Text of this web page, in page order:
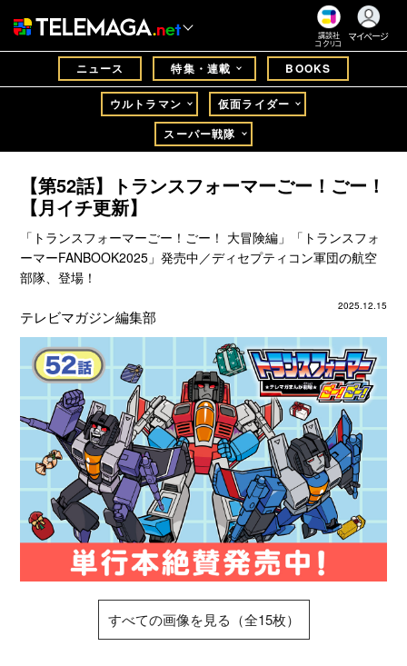
講談社
コクリコ
マイページ
ニュース 特集・連載 BOOKS
ウルトラマン
仮面ライダー
スーパー戦隊
【第52話】トランスフォーマーごー！ごー！
【月イチ更新】
「トランスフォーマーごー！ごー！ 大冒険編」「トランスフォ
ーマーFANBOOK2025」発売中／ディセプティコン軍団の航空
部隊、登場！
2025.12.15
テレビマガジン編集部
すべての画像を見る（全15枚）